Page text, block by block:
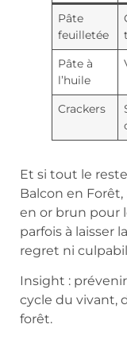
Pâte
feuilletée
Pâte à
l’huile
Crackers
Et si tout le
Balcon en
en or brun pour
parfois à laisser
regret ni
Insight :
cycle du vivant,
forêt.